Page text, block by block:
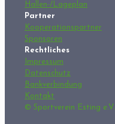
Hallen-/Lageplan
Partner
Kooperationspartner
Sponsoren
Rechtliches
Impressum
Datenschutz
Bankverbindung
Kontakt
© Sportverein Esting e.V.